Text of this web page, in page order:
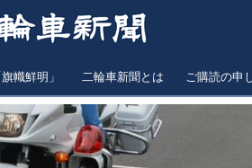
幟鮮明」 二輪車新聞とは ご購読の申